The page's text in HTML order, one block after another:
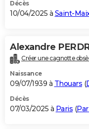
Décès
10/04/2025 à Saint-
Alexandre
Créer une cagnotte
Naissance
09/07/1939 à Thouars (
Décès
07/03/2025 à Paris (